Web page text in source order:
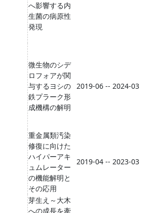
へ影響する内
生菌の病原性
発現
微生物のシデ
ロフォアが関
与するヨシの
鉄プラーク形
成機構の解明
2019-06 -- 2024-03
重金属類汚染
修復に向けた
ハイパーアキ
ュムレーター
の機能解明と
その応用
2019-04 -- 2023-03
芽生え～大木
への成長を牽